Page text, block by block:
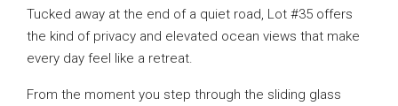
Tucked away at the end of a quiet road, Lot #35 offers
the kind of privacy and elevated ocean views that make
every day feel like a retreat.
From the moment you step through the sliding glass